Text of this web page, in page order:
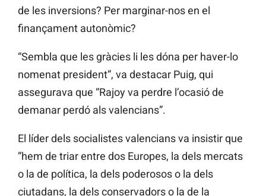
de les inversions? Per marginar-nos en el
finançament autonòmic?
“Sembla que les gràcies li les dóna per haver-lo
nomenat president”, va destacar Puig, qui
assegurava que “Rajoy va perdre l’ocasió de
demanar perdó als valencians”.
El líder dels socialistes valencians va insistir que
”hem de triar entre dos Europes, la dels mercats
o la de política, la dels poderosos o la dels
ciutadans, la dels conservadors o la de la